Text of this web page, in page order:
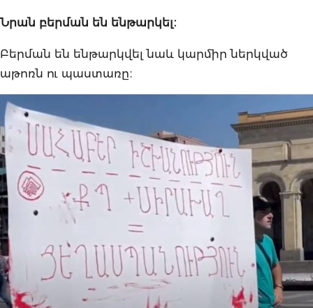
Նրան բերման են ենթարկել։
Բերման են ենթարկվել նաև կարմիր ներկված
աթոռն ու պաստառը։